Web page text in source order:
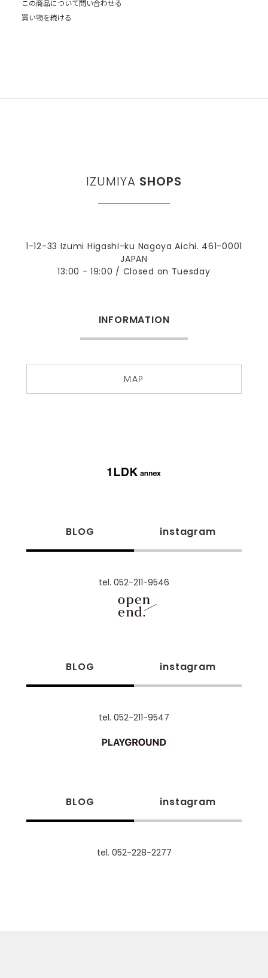
この商品について問い合わせる
買い物を続ける
IZUMIYA SHOPS
1-12-33 Izumi Higashi-ku Nagoya Aichi. 461-0001
JAPAN
13:00 - 19:00 / Closed on Tuesday
INFORMATION
MAP
BLOG instagram
tel. 052-211-9546
BLOG instagram
tel. 052-211-9547
BLOG instagram
tel. 052-228-2277